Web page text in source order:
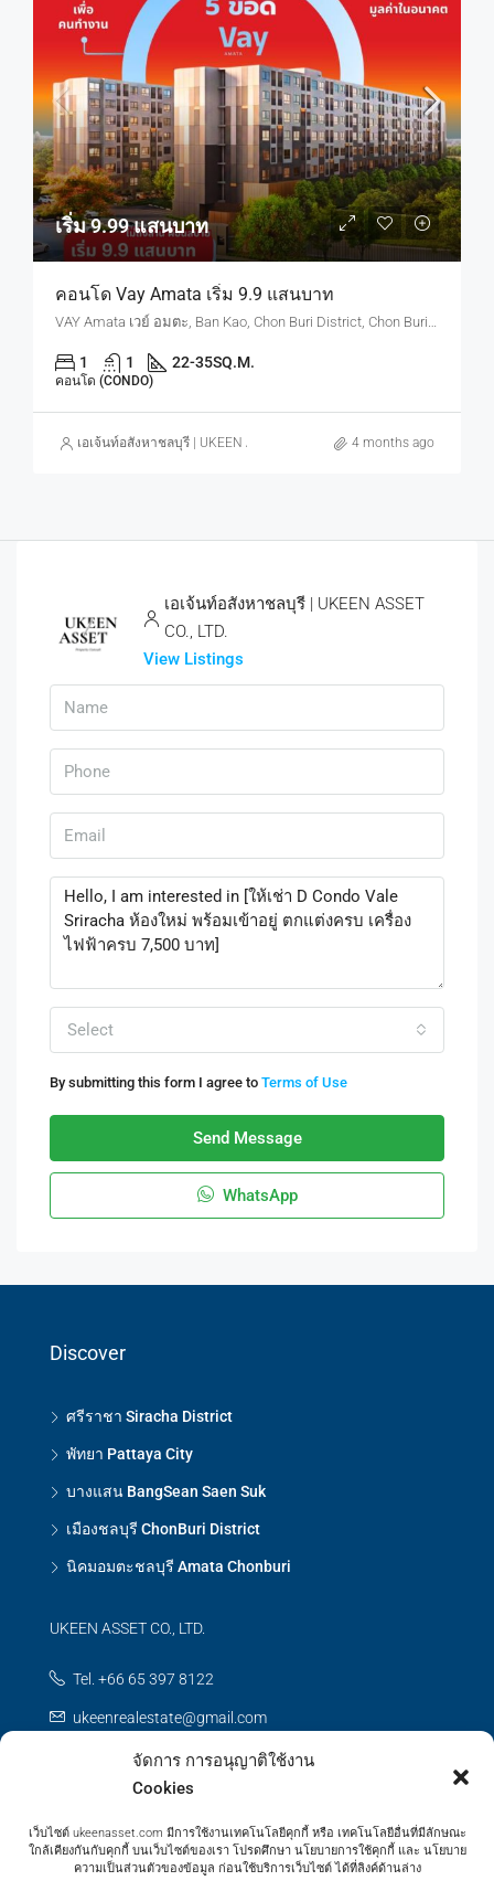
จัดการ การอนุญาติใช้งาน
Cookies
เว็บไซต์ ukeenasset.com มีการใช้งานเทคโนโลยีคุกกี้ หรือ เทคโนโลยีอื่นที่มีลักษณะ
ใกล้เคียงกันกับคุกกี้ บนเว็บไซต์ของเรา โปรดศึกษา นโยบายการใช้คุกกี้ และ นโยบาย
ความเป็นส่วนตัวของข้อมูล ก่อนใช้บริการเว็บไซต์ ได้ที่ลิงค์ด้านล่าง
เริ่ม 9.99 แสนบาท
คอนโด Vay Amata เริ่ม 9.9 แสนบาท
VAY Amata เวย์ อมตะ, Ban Kao, Chon Buri District, Chon Buri, Thailand
1 1 22-35SQ.M.
คอนโด (CONDO)
เอเจ้นท์อสังหาชลบุรี | UKEEN ASSET CO., LTD. 4 months ago
เอเจ้นท์อสังหาชลบุรี | UKEEN ASSET
CO., LTD.
View Listings
Select
By submitting this form I agree to Terms of Use
Send Message
WhatsApp
Discover
ศรีราชา Siracha District
พัทยา Pattaya City
บางแสน BangSean Saen Suk
เมืองชลบุรี ChonBuri District
นิคมอมตะชลบุรี Amata Chonburi
UKEEN ASSET CO., LTD.
Tel. +66 65 397 8122
ukeenrealestate@gmail.com